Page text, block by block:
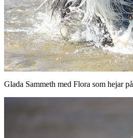
Glada Sammeth med Flora som hejar på